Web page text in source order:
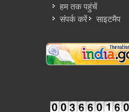
हम तक पहुंचें
संपर्क करें
साइटमैप